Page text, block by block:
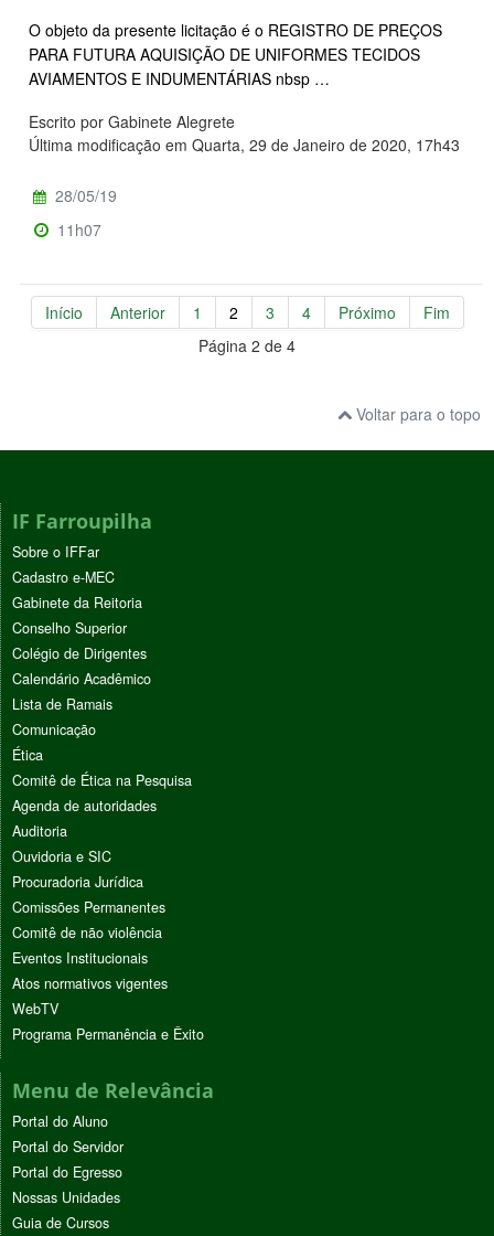
O objeto da presente licitação é o REGISTRO DE PREÇOS
PARA FUTURA AQUISIÇÃO DE UNIFORMES TECIDOS
AVIAMENTOS E INDUMENTÁRIAS nbsp …
Escrito por Gabinete Alegrete
Última modificação em Quarta, 29 de Janeiro de 2020, 17h43
28/05/19
11h07
Início Anterior 1 2 3 4 Próximo
Fim
Página 2 de 4
Voltar para o topo
IF Farroupilha
Sobre o IFFar
Cadastro e-MEC
Gabinete da Reitoria
Conselho Superior
Colégio de Dirigentes
Calendário Acadêmico
Lista de Ramais
Comunicação
Ética
Comitê de Ética na Pesquisa
Agenda de autoridades
Auditoria
Ouvidoria e SIC
Procuradoria Jurídica
Comissões Permanentes
Comitê de não violência
Eventos Institucionais
Atos normativos vigentes
WebTV
Programa Permanência e Êxito
Menu de Relevância
Portal do Aluno
Portal do Servidor
Portal do Egresso
Nossas Unidades
Guia de Cursos